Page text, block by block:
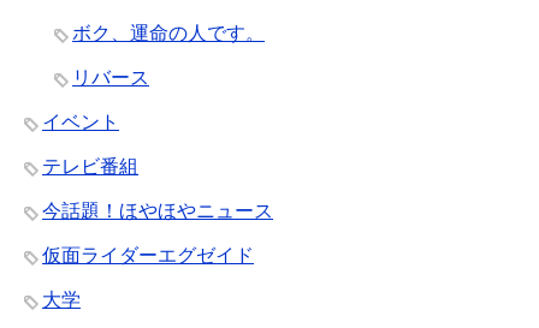
ボク、運命の人です。
リバース
イベント
テレビ番組
今話題！ほやほやニュース
仮面ライダーエグゼイド
大学